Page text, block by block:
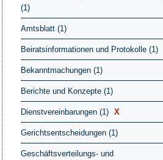
(1)
Amtsblatt (1)
Beiratsinformationen und Protokolle (1)
Bekanntmachungen (1)
Berichte und Konzepte (1)
Dienstvereinbarungen (1) X
Gerichtsentscheidungen (1)
Geschäftsverteilungs- und